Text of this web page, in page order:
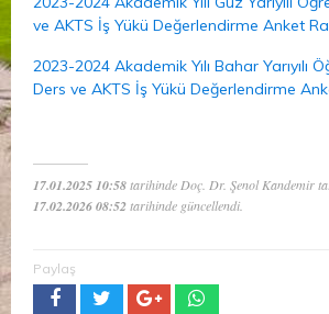
ve AKTS İş Yükü Değerlendirme Anket
2023-2024 Akademik Yılı Bahar Yarıyılı
Ders ve AKTS İş Yükü Değerlendirme
17.01.2025 10:58tarihinde Doç. Dr. Şenol Kandemir
17.02.2026 08:52tarihinde güncellendi.
Paylaş